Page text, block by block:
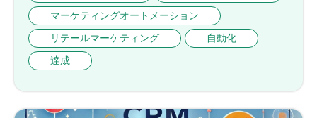
マーケティングオートメーション
リテールマーケティング
自動化
達成